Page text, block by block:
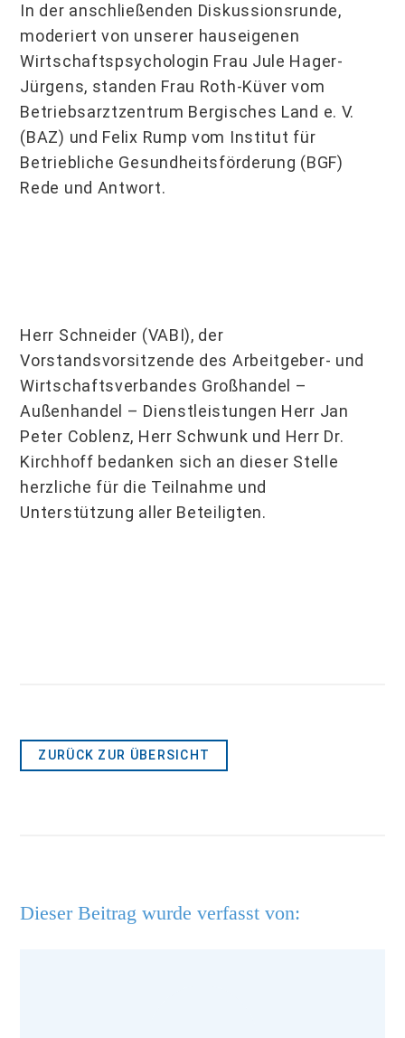
In der anschließenden Diskussionsrunde,
moderiert von unserer hauseigenen
Wirtschaftspsychologin Frau Jule Hager-
Jürgens, standen Frau Roth-Küver vom
Betriebsarztzentrum Bergisches Land e. V.
(BAZ) und Felix Rump vom Institut für
Betriebliche Gesundheitsförderung (BGF)
Rede und Antwort.
Herr Schneider (VABI), der
Vorstandsvorsitzende des Arbeitgeber- und
Wirtschaftsverbandes Großhandel –
Außenhandel – Dienstleistungen Herr Jan
Peter Coblenz, Herr Schwunk und Herr Dr.
Kirchhoff bedanken sich an dieser Stelle
herzliche für die Teilnahme und
Unterstützung aller Beteiligten.
ZURÜCK ZUR ÜBERSICHT
Dieser Beitrag wurde verfasst von: